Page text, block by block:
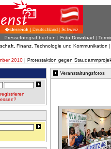
�sterreich| Deutschland | Schweiz
Pressefotograf buchen | Foto Download |
Finanz, Technologie und Kommunikation
2010 | Protestaktion gegen
Veranstaltungsfotos